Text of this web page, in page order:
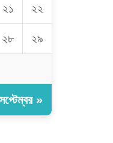
২১ ২২
২৮ ২৯
»